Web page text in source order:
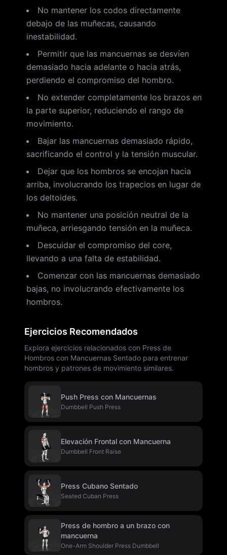
No mantener los codos directamente
debajo de las muñecas, causando
inestabilidad.
Permitir que las mancuernas se desvíen
demasiado hacia adelante o hacia atrás,
perdiendo el compromiso del hombro.
No extender completamente los brazos en
la parte superior, reduciendo el rango de
movimiento.
Bajar las mancuernas demasiado rápido,
sacrificando el control y la tensión muscular.
Dejar que los hombros se encojan hacia
arriba, involucrando los trapecios en lugar de
los deltoides.
No mantener una posición neutral de la
muñeca, arriesgando tensión en la muñeca.
Descuidar el compromiso del core,
llevando a una falta de estabilidad.
Comenzar con las mancuernas demasiado
bajas, no involucrando efectivamente los
hombros.
Ejercicios Recomendados
Explora ejercicios relacionados con Press de
Hombros con Mancuernas Sentado para entrenar
hombros y patrones de movimiento similares.
Push Press con Mancuernas
Dumbbell Push Press
Elevación Frontal con Mancuerna
Dumbbell Front Raise
Press Cubano Sentado
Seated Cuban Press
Press de hombro a un brazo con
mancuerna
One-Arm Shoulder Press Dumbbell